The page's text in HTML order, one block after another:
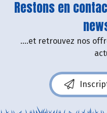
Restons en
....et retrouvez nos